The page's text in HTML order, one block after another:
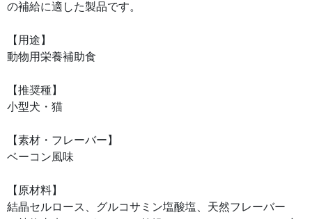
の補給に適した製品です。
【用途】
動物用栄養補助食
【推奨種】
小型犬・猫
【素材・フレーバー】
ベーコン風味
【原材料】
結晶セルロース、グルコサミン塩酸塩、天然フレーバー